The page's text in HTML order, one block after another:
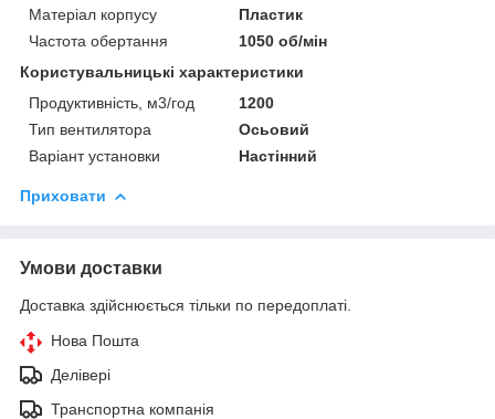
Матеріал корпусу
Пластик
Частота обертання
1050 об/мін
Користувальницькі характеристики
Продуктивність, м3/год
1200
Тип вентилятора
Осьовий
Варіант установки
Настінний
Приховати
Умови доставки
Доставка здійснюється тільки по передоплаті.
Нова Пошта
Делівері
Транспортна компанія